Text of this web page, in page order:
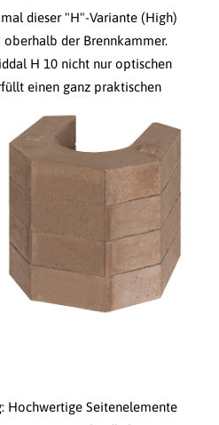
dieser "H"-Variante (High)
oberhalb der Brennkammer.
H 10 nicht nur optischen
einen ganz praktischen
Hochwertige Seitenelemente